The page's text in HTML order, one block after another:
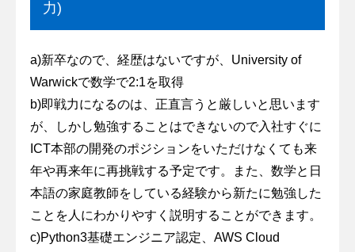
力)
a)新卒なので、経歴はないですが、University of
Warwickで数学で2:1を取得
b)即戦力になるのは、正直言うと厳しいと思います
が、しかし勉強することはできないので入社すぐに
ICT本部の開発のポジションをいただけなくても来
年や再来年に再挑戦する予定です。また、数学と日
本語の家庭教師をしている経験から新たに勉強した
ことを人にわかりやすく説明することができます。
c)Python3基礎エンジニア認定、AWS Cloud